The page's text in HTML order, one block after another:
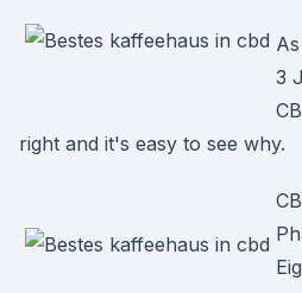
3
right and it's easy to see why.